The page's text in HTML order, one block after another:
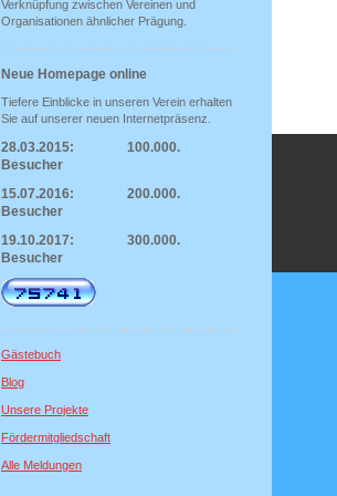
Verknüpfung zwischen Vereinen und
Organisationen ähnlicher Prägung.
Neue Homepage online
Tiefere Einblicke in unseren Verein erhalten
Sie auf unserer neuen Internetpräsenz.
28.03.2015: 100.000.
Besucher
15.07.2016: 200.000.
Besucher
19.10.2017: 300.000.
Besucher
Gästebuch
Blog
Unsere Projekte
Fördermitgliedschaft
Alle Meldungen